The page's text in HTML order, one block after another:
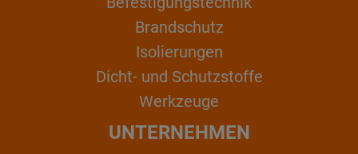
Brandschutz
Isolierungen
Dicht- und Schutzstoffe
Werkzeuge
UNTERNEHMEN